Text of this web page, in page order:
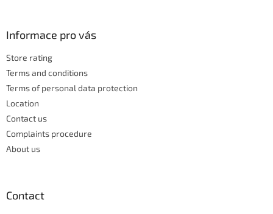
t
Informace pro vás
Store rating
Terms and conditions
Terms of personal data protection
Location
Contact us
Complaints procedure
About us
Contact